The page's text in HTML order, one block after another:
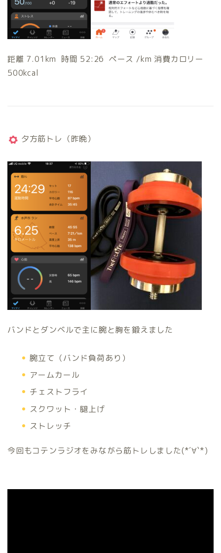
距離 7.01km 時間 52:26 ペース /km 消費カロリー
500kcal
夕方筋トレ（昨晩）
バンドとダンベルで主に腕と胸を鍛えました
腕立て（バンド負荷あり）
アームカール
チェストフライ
スクワット・腿上げ
ストレッチ
今回もコテンラジオをみながら筋トレしました(*´∀`*)